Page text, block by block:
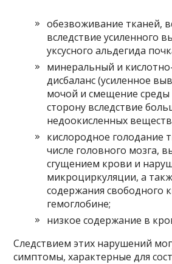
обезвоживание тканей,
вследствие усиленного
уксусного альдегида
минеральный и
дисбаланс (усиленное
мочой и смещение среды
сторону вследствие
недоокисленных
кислородное голодание
числе головного мозга,
сгущением крови и
микроциркуляции, а
содержания свободного
гемоглобине;
низкое содержание в
Следствием этих нарушений
симптомы, характерные для